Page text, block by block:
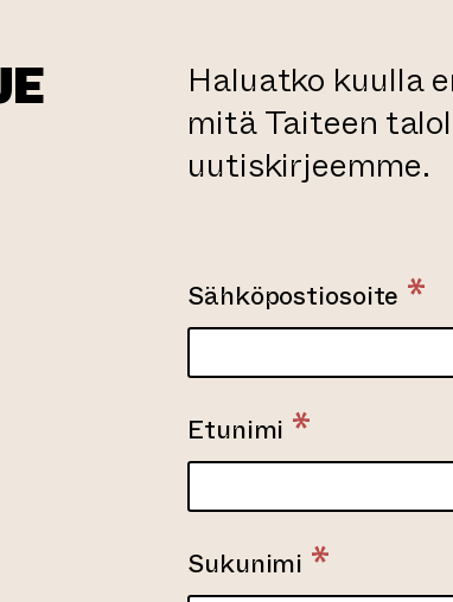
Haluatko kuulla
mitä Taiteen
uutiskirjeemme.
Sähköpostiosoite *
Etunimi *
Sukunimi *